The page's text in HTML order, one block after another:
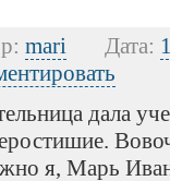
mari Дата:
дала
я, Марь